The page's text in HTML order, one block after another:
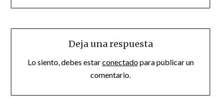
Deja una respuesta
Lo siento, debes estarconectadopara publicar un
comentario.